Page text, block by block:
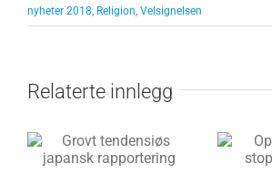
nyheter 2018, Religion, Velsignelsen
Relaterte innlegg